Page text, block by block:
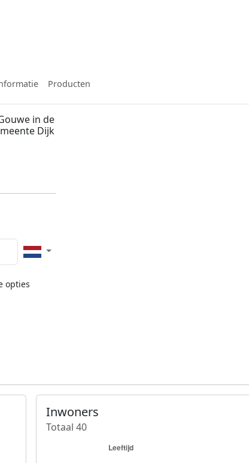
Producten
in de
Dijk
opties
Inwoners
Totaal 40